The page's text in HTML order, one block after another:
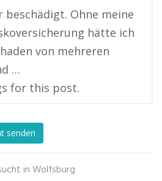
beschädigt. Ohne meine
hätte ich
von mehreren
…
for this post.
senden
in Wolfsburg